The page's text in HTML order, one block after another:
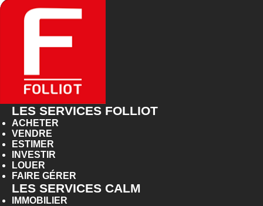
LES SERVICES FOLLIOT
ACHETER
VENDRE
ESTIMER
INVESTIR
LOUER
FAIRE GÉRER
LES SERVICES CALM
IMMOBILIER